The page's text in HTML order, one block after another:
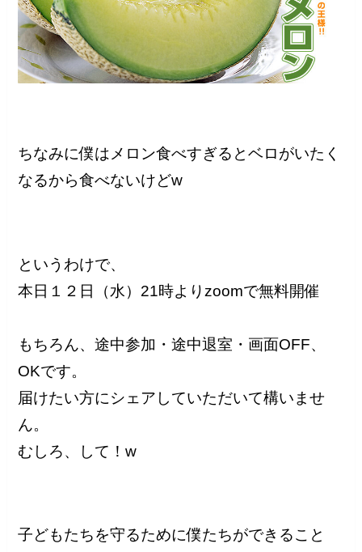
ちなみに僕はメロン食べすぎるとベロがいたく
なるから食べないけどw
というわけで、
本日１２日（水）21時よりzoomで無料開催
もちろん、途中参加・途中退室・画面OFF、
OKです。
届けたい方にシェアしていただいて構いませ
ん。
むしろ、して！w
子どもたちを守るために僕たちができること